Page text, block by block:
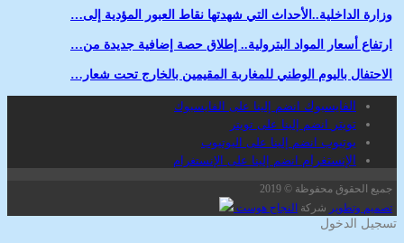
وزارة الداخلية..الأحداث التي شهدتها نقاط العبور المؤدية إلى…
ارتفاع أسعار المواد البترولية.. إطلاق حصة إضافية جديدة من…
الاحتفال باليوم الوطني للمغاربة المقيمين بالخارج تحت شعار…
الفايسبوك انضم إلينا على الفايسبوك
تويتر انضم إلينا على تويتر
يوتيوب انضم إلينا على اليوتيوب
الإنستغرام انضم إلينا على الإنستغرام
جميع الحقوق محفوظة © 2019
تصميم وتطوير شركة النجاح هوست
تسجيل الدخول